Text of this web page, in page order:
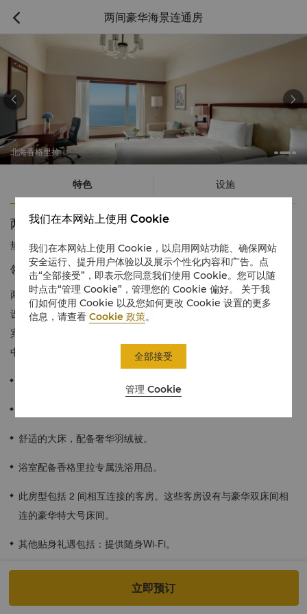
 两间豪华海景连通房
北海香格里拉
 
特色 设施
两间豪华海景连通房
热线电话 1 866 565 5050
领略 海洋全景的万般风情
两间相互连通的豪华客房是一家大小出游的理想选择， 豪华海景房
设计格调优雅，宽敞舒适，让宾客尽情享受优雅舒适的住宿体验。
宾客可凭窗眺望北部湾的如诗美景，仿佛置身于中国传统山水画之
中。
舒适的大床，配备奢华羽绒被。
浴室配备香格里拉专属洗浴用品。
此房型包括 2 间相互连接的客房。这些客房设有与豪华双床间相
连的豪华特大号床间。
其他贴身礼遇包括：提供随身Wi-Fi。
酒店入住宾客适用于儿童餐饮计划。
以下儿童餐饮计划适用于所有香格里拉会会员。
立即预订
我们在本网站上使用 Cookie
我们在本网站上使用 Cookie，以启用网站功能、确保网站
安全运行、提升用户体验以及展示个性化内容和广告。点
击“全部接受”，即表示您同意我们使用 Cookie。您可以随
时点击“管理 Cookie”，管理您的 Cookie 偏好。 关于我
们如何使用 Cookie 以及您如何更改 Cookie 设置的更多
信息，请查看Cookie 政策。
管理 Cookie
全部接受